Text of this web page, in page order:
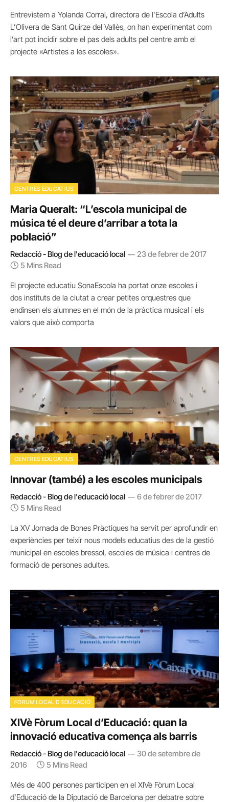
Entrevistem a Yolanda Corral, directora de l’Escola d’Adults
L’Olivera de Sant Quirze del Vallès, on han experimentat com
l’art pot incidir sobre el pas dels adults pel centre amb el
projecte «Artistes a les escoles».
CENTRES EDUCATIUS
Maria Queralt: “L’escola municipal de
música té el deure d’arribar a tota la
població”
Redacció - Blog de l'educació local
23 de febrer de 2017
5 Mins Read
El projecte educatiu SonaEscola ha portat onze escoles i
dos instituts de la ciutat a crear petites orquestres que
endinsen els alumnes en el món de la pràctica musical i els
valors que això comporta
CENTRES EDUCATIUS
Innovar (també) a les escoles municipals
Redacció - Blog de l'educació local
6 de febrer de 2017
5 Mins Read
La XV Jornada de Bones Pràctiques ha servit per aprofundir en
experiències per teixir nous models educatius des de la gestió
municipal en escoles bressol, escoles de música i centres de
formació de persones adultes.
FÒRUM LOCAL D'EDUCACIÓ
XIVè Fòrum Local d’Educació: quan la
innovació educativa comença als barris
Redacció - Blog de l'educació local
30 de setembre de
2016
5 Mins Read
Més de 400 persones participen en el XIVè Fòrum Local
d’Educació de la Diputació de Barcelona per debatre sobre